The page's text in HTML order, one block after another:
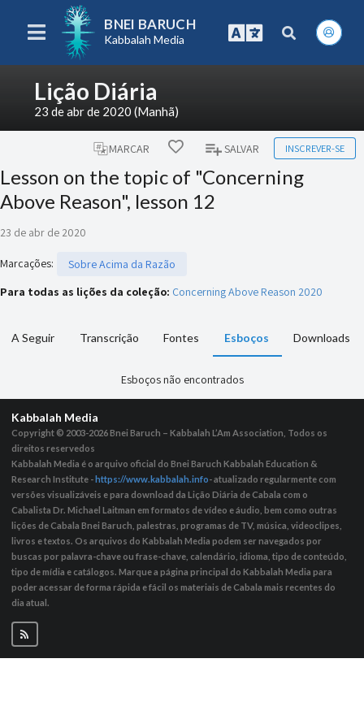
BNEI BARUCH
Kabbalah Media
Lição Diária
23 de abr de 2020 (Manhã)
MARCAR SALVAR INSCREVER-SE
Lesson on the topic of "Concerning
Above Reason", lesson 12
23 de abr de 2020
Marcações:
Sobre Acima da Razão
Para todas as lições da coleção: Concerning Above Reason 2020
A Seguir Transcrição Fontes Esboços Downloads
Esboços não encontrados
Kabbalah Media
Copyright © 2003-2026Bnei Baruch – Kabbalah L’Am Association, Todos os
direitos reservedos
Kabbalah Media é o arquivo oficial do Bnei Baruch Kabbalah Education &
Research Institute - https://www.kabbalah.info- atualizado regularmente com
versões visualizáveis ​​e para download da Lição Diária de Cabala com o
Cabalista Dr. Michael Laitman em formatos de vídeo e áudio, bem como outras
lições de Cabala Bnei Baruch, palestras, programas de TV, música, videoclipes,
livros e textos. Os arquivos do Kabbalah Media podem ser navegados por
buscas por palavra-chave ou frase-chave, calendário, idioma, tipo de conteúdo,
tipo de mídia e catálogos. Marque a página principal do Kabbalah Media para
poder acessar de forma rápida e fácil os materiais de Cabala mais recentes do
dia atual.